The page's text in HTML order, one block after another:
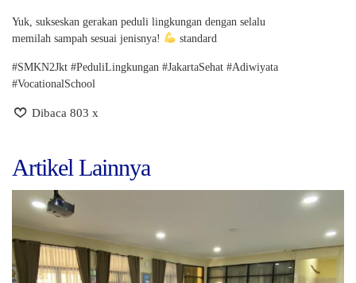
Yuk, sukseskan gerakan peduli lingkungan dengan selalu
memilah sampah sesuai jenisnya!
standard
#SMKN2Jkt #PeduliLingkungan #JakartaSehat #Adiwiyata
#VocationalSchool
Dibaca 803 x
Artikel Lainnya